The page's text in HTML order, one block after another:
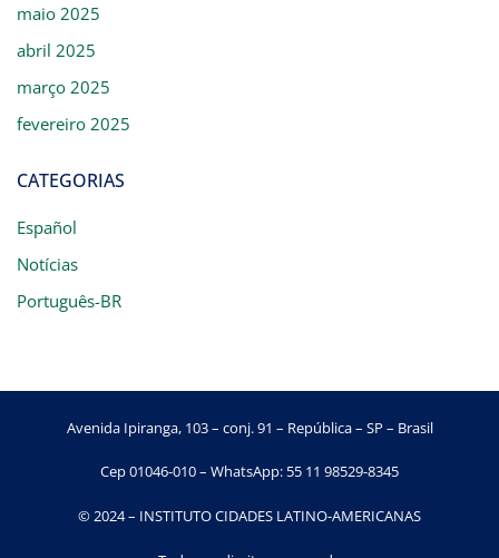
maio 2025
abril 2025
março 2025
fevereiro 2025
CATEGORIAS
Español
Notícias
Português-BR
Avenida Ipiranga, 103 – conj. 91 – República – SP – Brasil
Cep 01046-010 – WhatsApp: 55 11 98529-8345
© 2024 – INSTITUTO CIDADES LATINO-AMERICANAS